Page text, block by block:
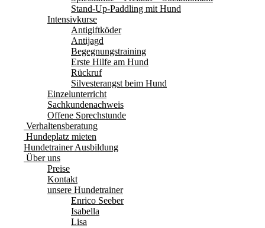
Stand-Up-Paddling mit Hund
Intensivkurse
Antigiftköder
Antijagd
Begegnungstraining
Erste Hilfe am Hund
Rückruf
Silvesterangst beim Hund
Einzelunterricht
Sachkundenachweis
Offene Sprechstunde
Verhaltensberatung
Hundeplatz mieten
Hundetrainer Ausbildung
Über uns
Preise
Kontakt
unsere Hundetrainer
Enrico Seeber
Isabella
Lisa